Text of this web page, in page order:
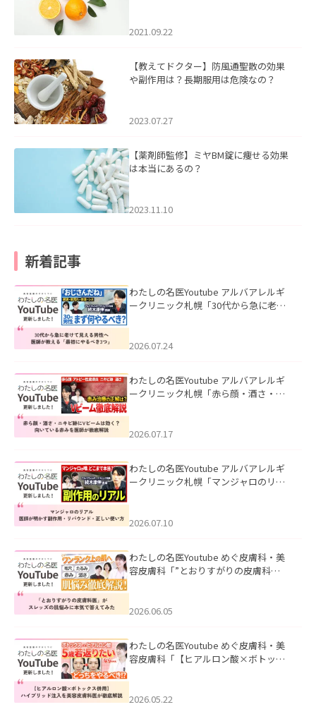
2021.09.22
【教えてドクター】防風通聖散の効果
や副作用は？長期服用は危険なの？
2023.07.27
【薬剤師監修】ミヤBM錠に痩せる効果
は本当にあるの？
2023.11.10
新着記事
わたしの名医Youtube アルバアレルギ
ークリニック札幌「30代から急に老け
た。
2026.07.24
わたしの名医Youtube アルバアレルギ
ークリニック札幌「赤ら顔・酒さ・ニ
した。
2026.07.17
わたしの名医Youtube アルバアレルギ
ークリニック札幌「マンジャロのリア
た。
2026.07.10
わたしの名医Youtube めぐ皮膚科・美
容皮膚科「”とおりすがりの皮膚科
2026.06.05
わたしの名医Youtube めぐ皮膚科・美
容皮膚科「【ヒアルロン酸×ボトック
た。
2026.05.22